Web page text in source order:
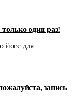
один раз!
йоге для
запись